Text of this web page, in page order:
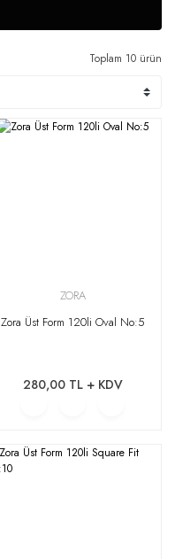
Toplam 10 ürün
ZORA
Zora Üst Form 120li Oval No:5
280,00 TL + KDV